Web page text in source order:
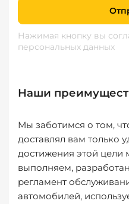
Нажимая кнопку вы
персональных данных
Наши
Мы заботимся о том,
доставлял вам только
достижения этой цели
выполняем,
регламент
автомобилей,